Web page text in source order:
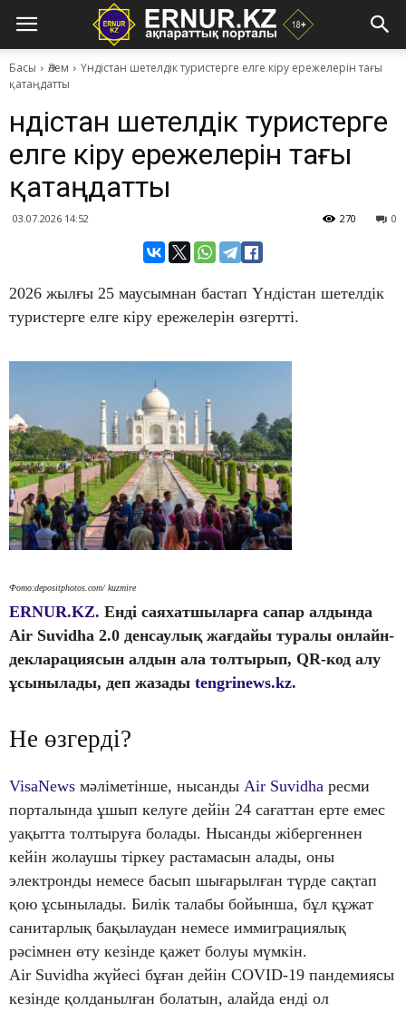
Басы Әлем
Үндістан шетелдік туристерге елге кіру ережелерін тағы
қатаңдатты
Үндістан шетелдік туристерге
елге кіру ережелерін тағы
қатаңдатты
03.07.2026 14:52 0
270
2026 жылғы 25 маусымнан бастап Үндістан шетелдік
туристерге елге кіру ережелерін өзгертті.
Фото:depositphotos.com/ kuzmire
ERNUR.KZ. Енді саяхатшыларға сапар алдында
Air Suvidha 2.0 денсаулық жағдайы туралы онлайн-
декларациясын алдын ала толтырып, QR-код алу
ұсынылады, деп жазады tengrinews.kz.
Не өзгерді?
VisaNews мәліметінше, нысанды Air Suvidha ресми
порталында ұшып келуге дейін 24 сағаттан ерте емес
уақытта толтыруға болады. Нысанды жібергеннен
кейін жолаушы тіркеу растамасын алады, оны
электронды немесе басып шығарылған түрде сақтап
қою ұсынылады. Билік талабы бойынша, бұл құжат
санитарлық бақылаудан немесе иммиграциялық
рәсімнен өту кезінде қажет болуы мүмкін.
Air Suvidha жүйесі бұған дейін COVID-19 пандемиясы
кезінде қолданылған болатын, алайда енді ол